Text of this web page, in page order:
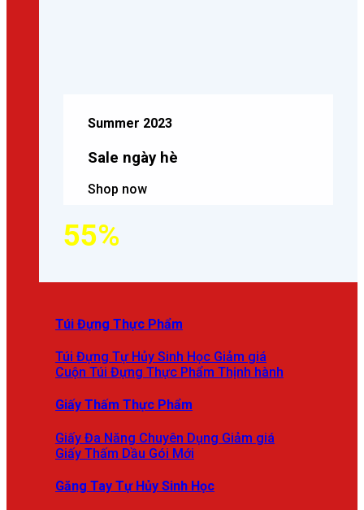
Summer 2023
Sale ngày hè
Shop now
55%
Túi Đựng Thực Phẩm
Túi Đựng Tự Hủy Sinh Học
Cuộn Túi Đựng Thực Phẩm
Giấy Thấm Thực Phẩm
Giấy Đa Năng Chuyên Dụng
Giấy Thấm Dầu Gói
Găng Tay Tự Hủy Sinh Học